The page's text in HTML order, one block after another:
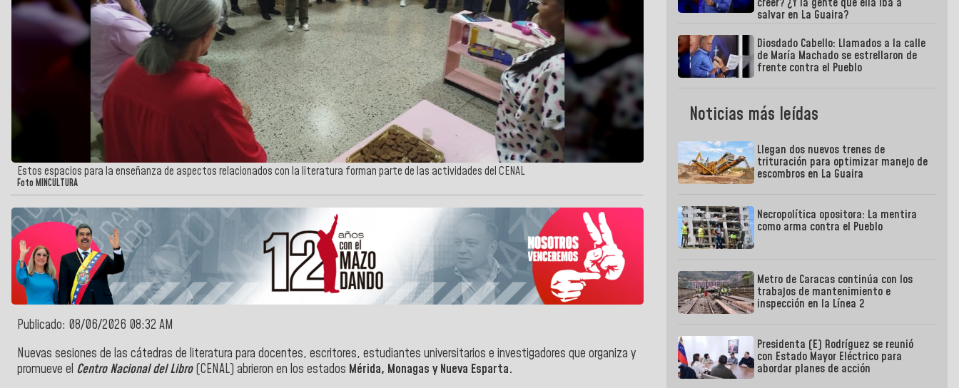
Estos espacios para la enseñanza de aspectos relacionados con la literatura forman parte de las actividades del CENAL
Foto MINCULTURA
Publicado: 08/06/2026 08:32 AM
Nuevas sesiones de las cátedras de literatura para docentes, escritores, estudiantes universitarios e investigadores que organiza y
promueve el Centro Nacional del Libro(CENAL) abrieron en los estados Mérida, Monagas y Nueva Esparta.
salvar en La Guaira?
Diosdado Cabello: Llamados a la calle
de María Machado se estrellaron de
frente contra el Pueblo
Noticias más leídas
Llegan dos nuevos trenes de
trituración para optimizar manejo de
escombros en La Guaira
Necropolítica opositora: La mentira
como arma contra el Pueblo
Metro de Caracas continúa con los
trabajos de mantenimiento e
inspección en la Línea 2
Presidenta (E) Rodríguez se reunió
con Estado Mayor Eléctrico para
abordar planes de acción